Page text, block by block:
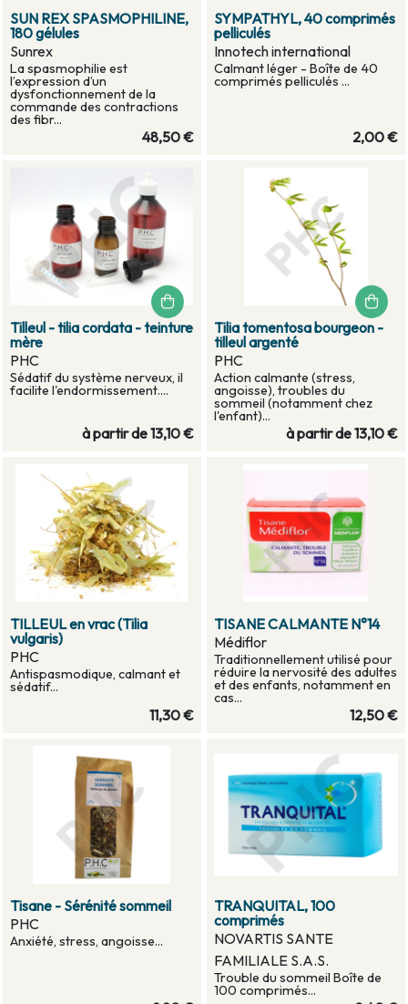
SUN REX SPASMOPHILINE,
180 gélules
Sunrex
La spasmophilie est
l’expression d’un
dysfonctionnement de la
commande des contractions
des fibr...
48,50 €
SYMPATHYL, 40 comprimés
pelliculés
Innotech international
Calmant léger - Boîte de 40
comprimés pelliculés ...
2,00 €
Tilleul - tilia cordata - teinture
mère
PHC
Sédatif du système nerveux, il
facilite l'endormissement....
à partir de13,10 €
Tilia tomentosa bourgeon -
tilleul argenté
PHC
Action calmante (stress,
angoisse), troubles du
sommeil (notamment chez
l'enfant)...
à partir de13,10 €
TILLEUL en vrac (Tilia
vulgaris)
PHC
Antispasmodique, calmant et
sédatif...
11,30 €
TISANE CALMANTE N°14
Médiflor
Traditionnellement utilisé pour
réduire la nervosité des adultes
et des enfants, notamment en
cas...
12,50 €
Tisane - Sérénité sommeil
PHC
Anxiété, stress, angoisse...
TRANQUITAL, 100
comprimés
NOVARTIS SANTE
FAMILIALE S.A.S.
Trouble du sommeil Boîte de
100 comprimés...